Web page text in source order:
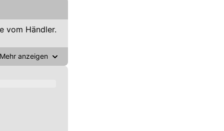
vom Händler.
Mehr anzeigen